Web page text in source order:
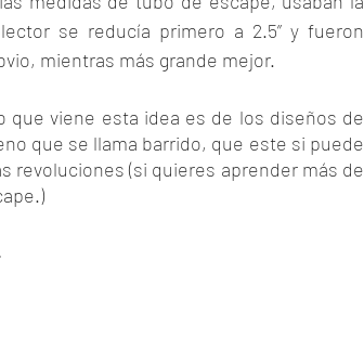
se reducía primero a 2.5” y fueron
mientras más grande mejor.
que viene esta idea es de los diseños de
que se llama barrido, que este si puede
revoluciones (si quieres aprender más de